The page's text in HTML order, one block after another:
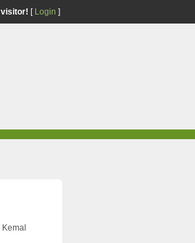
visitor! [ Login ]
Kemal